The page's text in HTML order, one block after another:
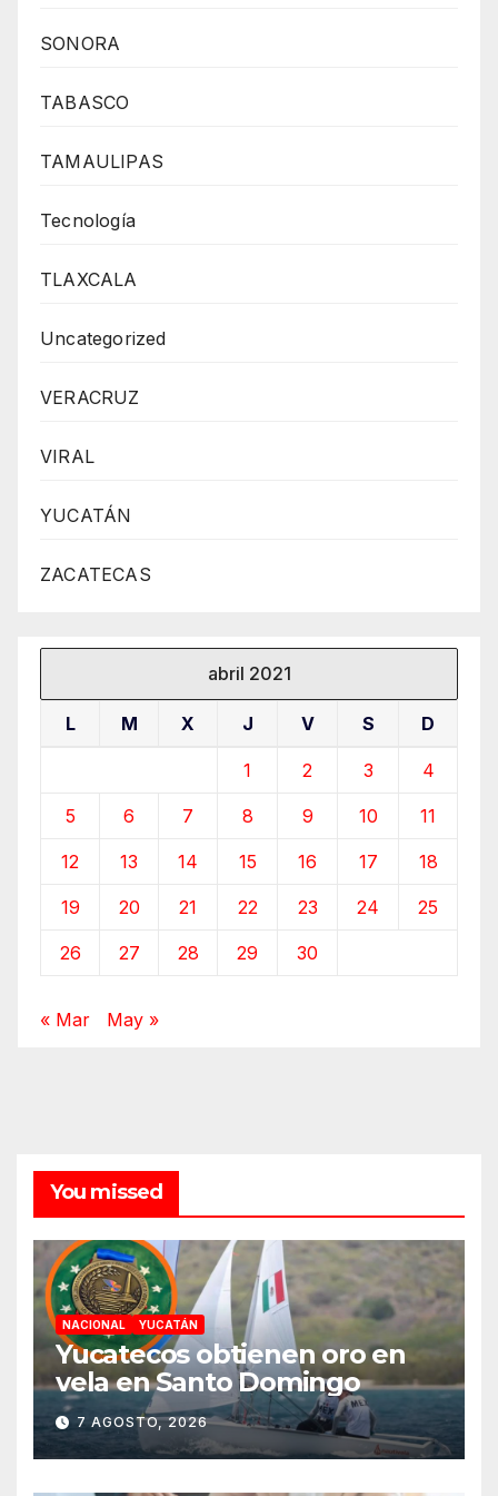
SONORA
TABASCO
TAMAULIPAS
Tecnología
TLAXCALA
Uncategorized
VERACRUZ
VIRAL
YUCATÁN
ZACATECAS
abril 2021
L M X J V S D
1 2 3 4
5 6 7 8 9 10 11
12 13 14 15 16 17 18
19 20 21 22 23 24 25
26 27 28 29 30
« Mar May »
You missed
NACIONAL YUCATÁN
Yucatecos obtienen oro en
vela en Santo Domingo
7 AGOSTO, 2026